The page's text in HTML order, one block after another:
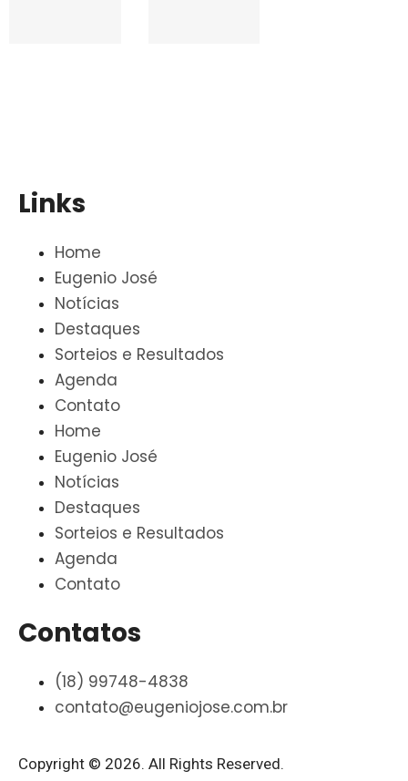
Links
Home
Eugenio José
Notícias
Destaques
Sorteios e Resultados
Agenda
Contato
Home
Eugenio José
Notícias
Destaques
Sorteios e Resultados
Agenda
Contato
Contatos
(18) 99748-4838
contato@eugeniojose.com.br
Copyright © 2026. All Rights Reserved.​